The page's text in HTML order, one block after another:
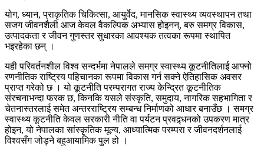
योग, ध्यान, प्राकृतिक चिकित्सा, आयुर्वेद, मानसिक स्वास्थ्य व्यवस्थापन तथा
सजग जीवनशैली आज केवल वैकल्पिक अभ्यास होइनन्, बरु समग्र विकास,
उत्पादकता र जीवन गुणस्तर सुधारका आवश्यक तत्वका रूपमा स्थापित
भइरहेका छन् ।
यही परिवर्तनशील विश्व सन्दर्भमा नेपालले समग्र स्वास्थ्य कूटनीतिलाई आफ्नो
रणनीतिक राष्ट्रिय पहिचानका रूपमा विकास गर्न सक्ने ऐतिहासिक अवसर
प्राप्त गरेको छ । यो कूटनीति परम्परागत राज्य केन्द्रित कूटनीतिक
संरचनाभन्दा फरक छ, किनकि यसले संस्कृति, समुदाय, नागरिक सहभागिता र
चेतनास्तरलाई समेत अन्तरराष्ट्रिय सम्बन्ध निर्माणको आधार बनाउँछ । समग्र
स्वास्थ्य कूटनीति केवल सरकारी नीति वा पर्यटन प्रवद्र्धनको उपकरण मात्र
होइन, यो नेपालका सांस्कृतिक मूल्य, आध्यात्मिक परम्परा र जीवनदर्शनलाई
विश्वसँग जोड्ने बहुआयामिक पुल हो ।